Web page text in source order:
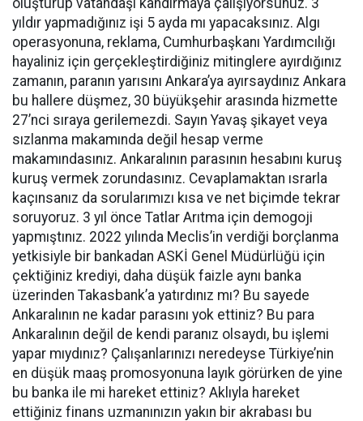
oluşturup vatandaşı kandırmaya çalışıyorsunuz. 3
yıldır yapmadığınız işi 5 ayda mı yapacaksınız. Algı
operasyonuna, reklama, Cumhurbaşkanı Yardımcılığı
hayaliniz için gerçekleştirdiğiniz mitinglere ayırdığınız
zamanın, paranın yarısını Ankara’ya ayırsaydınız Ankara
bu hallere düşmez, 30 büyükşehir arasında hizmette
27’nci sıraya gerilemezdi. Sayın Yavaş şikayet veya
sızlanma makamında değil hesap verme
makamındasınız. Ankaralının parasının hesabını kuruş
kuruş vermek zorundasınız. Cevaplamaktan ısrarla
kaçınsanız da sorularımızı kısa ve net biçimde tekrar
soruyoruz. 3 yıl önce Tatlar Arıtma için demogoji
yapmıştınız. 2022 yılında Meclis’in verdiği borçlanma
yetkisiyle bir bankadan ASKİ Genel Müdürlüğü için
çektiğiniz krediyi, daha düşük faizle aynı banka
üzerinden Takasbank’a yatırdınız mı? Bu sayede
Ankaralının ne kadar parasını yok ettiniz? Bu para
Ankaralının değil de kendi paranız olsaydı, bu işlemi
yapar mıydınız? Çalışanlarınızı neredeyse Türkiye’nin
en düşük maaş promosyonuna layık görürken de yine
bu banka ile mi hareket ettiniz? Aklıyla hareket
ettiğiniz finans uzmanınızın yakın bir akrabası bu